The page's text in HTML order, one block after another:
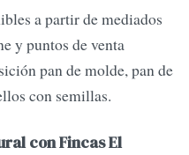
a partir de mediados
y puntos de venta
pan de molde, pan de
con semillas.
con Fincas El